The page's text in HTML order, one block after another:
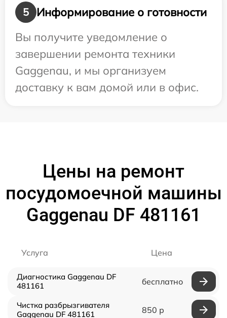
5
Информирование о готовности
Вы получите уведомление о
завершении ремонта техники
Gaggenau, и мы организуем
доставку к вам домой или в офис.
Цены на ремонт
посудомоечной машины
Gaggenau DF 481161
Услуга Цена
Диагностика Gaggenau DF
481161
бесплатно
Чистка разбрызгивателя
Gaggenau DF 481161
850 р